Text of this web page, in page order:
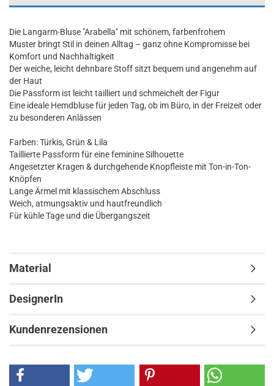
Die Langarm-Bluse "Arabella" mit schönem, farbenfrohem
Muster bringt Stil in deinen Alltag – ganz ohne Kompromisse bei
Komfort und Nachhaltigkeit
Der weiche, leicht dehnbare Stoff sitzt bequem und angenehm auf
der Haut
Die Passform ist leicht tailliert und schmeichelt der Figur
Eine ideale Hemdbluse für jeden Tag, ob im Büro, in der Freizeit oder
zu besonderen Anlässen
Farben: Türkis, Grün & Lila
Taillierte Passform für eine feminine Silhouette
Angesetzter Kragen & durchgehende Knopfleiste mit Ton-in-Ton-
Knöpfen
Lange Ärmel mit klassischem Abschluss
Weich, atmungsaktiv und hautfreundlich
Für kühle Tage und die Übergangszeit
Material
DesignerIn
Kundenrezensionen